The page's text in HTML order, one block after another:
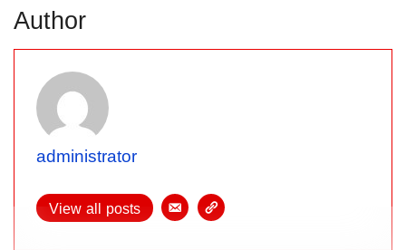
Author
administrator
View all posts